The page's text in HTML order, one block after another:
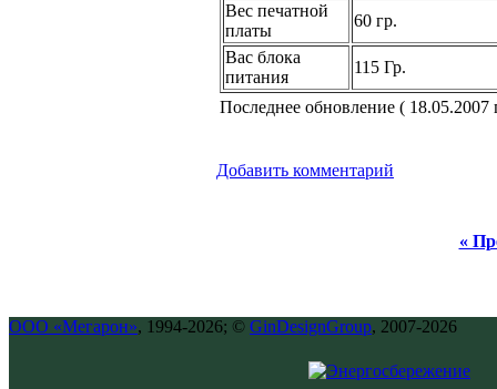
Вес печатной
платы
60 гр.
Вас блока
питания
115 Гр.
Последнее обновление ( 18.05.2007
Добавить комментарий
«
ООО «Мегарон», 1994-2026; © GinDesignGroup, 2007-2026